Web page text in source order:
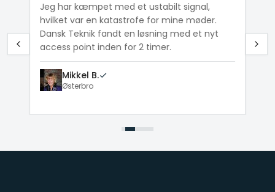
Jeg har kæmpet med et ustabilt signal,
hvilket var en katastrofe for mine møder.
Dansk Teknik fandt en løsning med et nyt
access point inden for 2 timer.
Mikkel B.
Østerbro